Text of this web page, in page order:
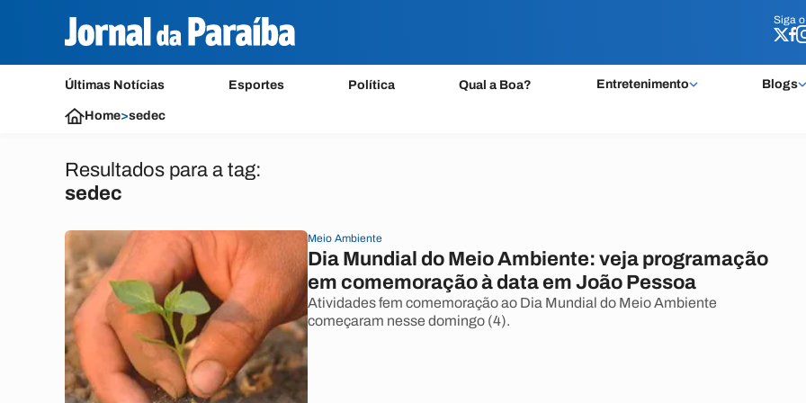
Siga o
Últimas Notícias Esportes Política Qual a Boa? Entretenimento Blogs
Siga o
Home>sedec
Resultados para a tag:
sedec
Meio Ambiente
Dia Mundial do Meio Ambiente: veja programação
em comemoração à data em João Pessoa
Atividades fem comemoração ao Dia Mundial do Meio Ambiente
começaram nesse domingo (4).